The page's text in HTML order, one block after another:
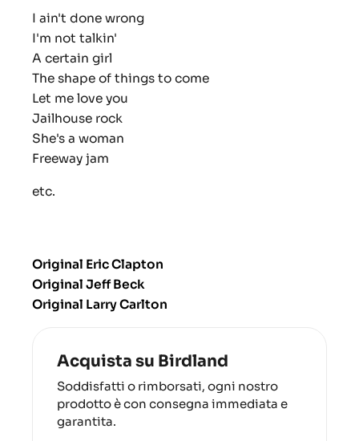
I ain't done wrong
I'm not talkin'
A certain girl
The shape of things to come
Let me love you
Jailhouse rock
She's a woman
Freeway jam
etc.
Original Eric Clapton
Original Jeff Beck
Original Larry Carlton
Acquista su Birdland
Soddisfatti o rimborsati, ogni nostro
prodotto è con consegna immediata e
garantita.